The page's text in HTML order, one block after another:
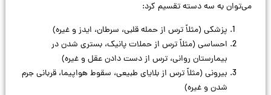
می‌توان به سه دسته تقسیم کرد:
پزشکی (مثلاً ترس از حمله قلبی، سرطان، ایدز و غیره)
احساسی (مثلاً ترس از حملات پانیک، بستری شدن در
بیمارستان روانی، ترس از دست دادن عقل و غیره)
بیرونی (مثلاً ترس از بلایای طبیعی، سقوط هواپیما، قربانی جرم
شدن و غیره)